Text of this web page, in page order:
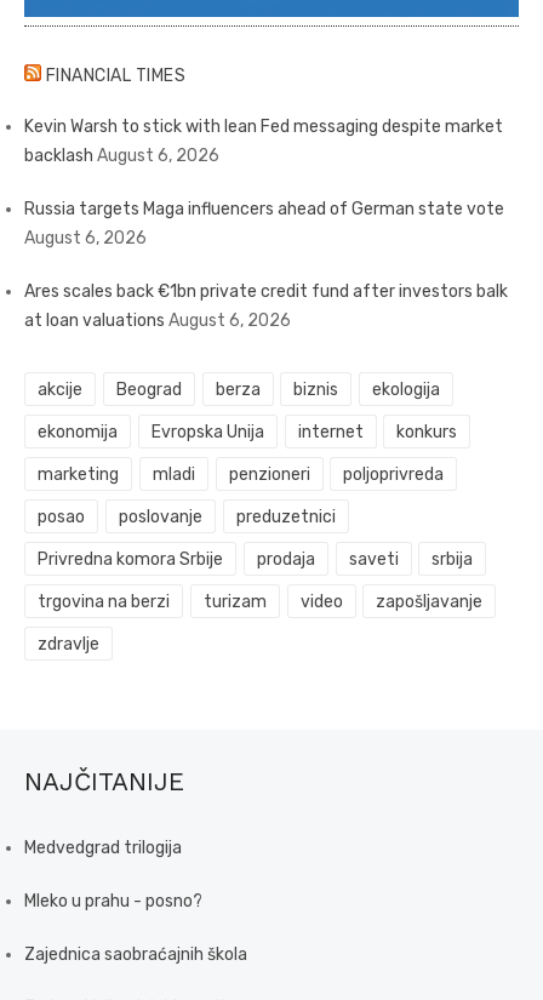
FINANCIAL TIMES
Kevin Warsh to stick with lean Fed messaging despite market
backlash August 6, 2026
Russia targets Maga influencers ahead of German state vote
August 6, 2026
Ares scales back €1bn private credit fund after investors balk
at loan valuations August 6, 2026
akcije Beograd berza biznis ekologija
ekonomija Evropska Unija internet konkurs
marketing mladi penzioneri poljoprivreda
posao poslovanje preduzetnici
Privredna komora Srbije prodaja saveti srbija
trgovina na berzi turizam video zapošljavanje
zdravlje
NAJČITANIJE
Medvedgrad trilogija
Mleko u prahu - posno?
Zajednica saobraćajnih škola